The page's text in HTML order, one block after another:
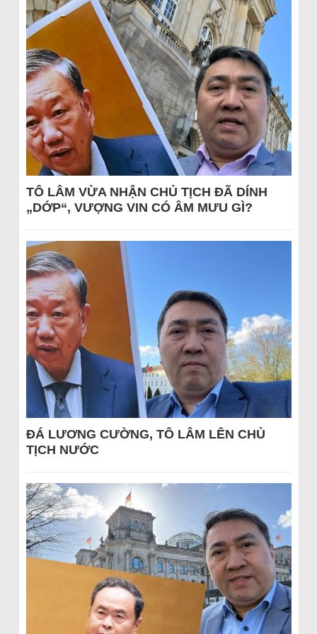
TÔ LÂM VỪA NHẬN CHỦ TỊCH ĐÃ DÍNH
„DỚP“, VƯỢNG VIN CÓ ÂM MƯU GÌ?
ĐÁ LƯƠNG CƯỜNG, TÔ LÂM LÊN CHỦ
TỊCH NƯỚC